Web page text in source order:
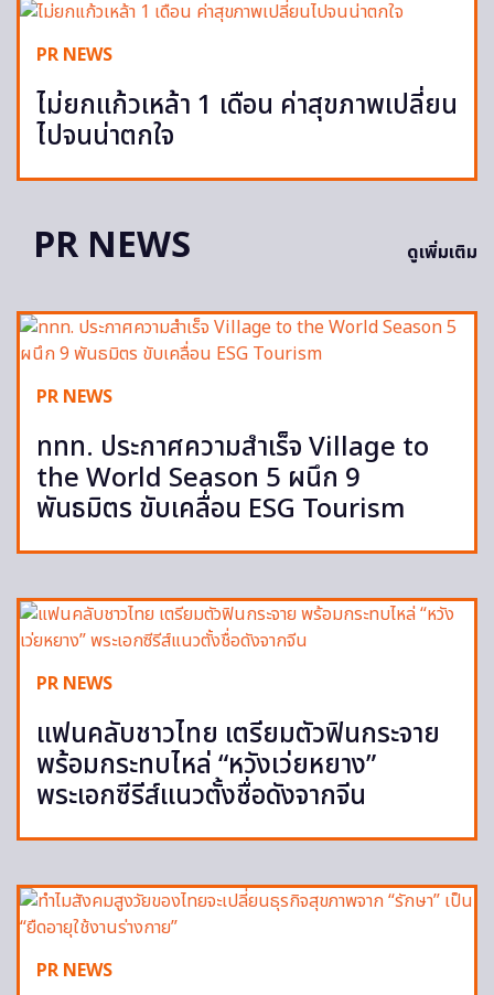
PR NEWS
ไม่ยกแก้วเหล้า 1 เดือน ค่าสุขภาพเปลี่ยน
ไปจนน่าตกใจ
PR NEWS ดูเพิ่มเติม
PR NEWS
ททท. ประกาศความสำเร็จ Village to
the World Season 5 ผนึก 9
พันธมิตร ขับเคลื่อน ESG Tourism
PR NEWS
แฟนคลับชาวไทย เตรียมตัวฟินกระจาย
พร้อมกระทบไหล่ “หวังเว่ยหยาง”
พระเอกซีรีส์แนวตั้งชื่อดังจากจีน
PR NEWS